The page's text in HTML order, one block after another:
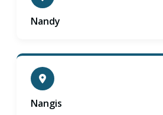
Nandy
Nangis